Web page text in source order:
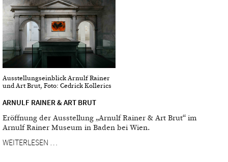
Ausstellungseinblick Arnulf Rainer
und Art Brut, Foto: Cedrick Kollerics
ARNULF RAINER & ART BRUT
Eröffnung der Ausstellung „Arnulf Rainer & Art Brut“ im
Arnulf Rainer Museum in Baden bei Wien.
WEITERLESEN …